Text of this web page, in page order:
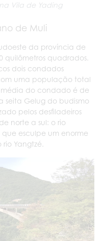
Vila de Yading
de Muli
da província de
quilômetros quadrados.
dois condados
uma população total
média do condado é de
seita Gelug do budismo
pelos desfiladeiros
norte a sul: o rio
que esculpe um enorme
Yangtzé.